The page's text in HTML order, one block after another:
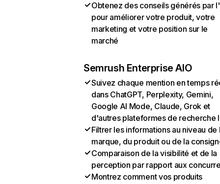
Obtenez des conseils générés par
pour améliorer votre produit, votre
marketing et votre position sur le
marché
Semrush Enterprise AIO
Suivez chaque mention en temps
dans ChatGPT, Perplexity, Gemini,
Google AI Mode, Claude, Grok et
d'autres plateformes de recherche
Filtrer les informations au niveau de
marque, du produit ou de la
Comparaison de la visibilité et de la
perception par rapport aux
Montrez comment vos produits